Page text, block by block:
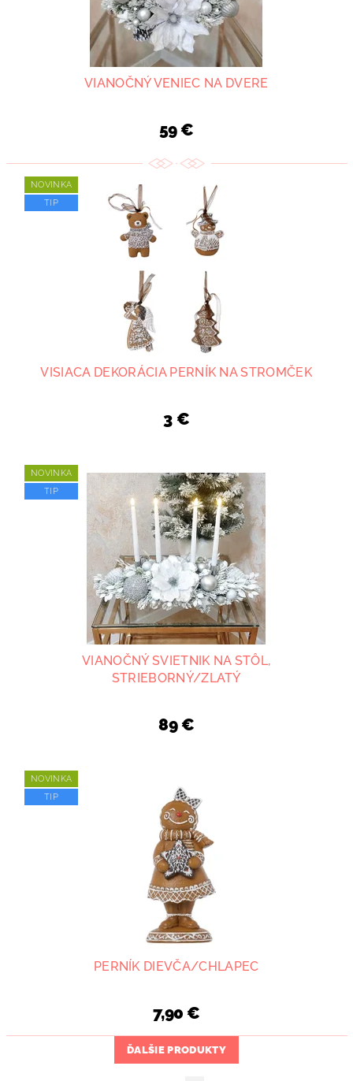
VIANOČNÝ VENIEC NA DVERE
59 €
NOVINKA
TIP
VISIACA DEKORÁCIA PERNÍK NA STROMČEK
3 €
NOVINKA
TIP
VIANOČNÝ SVIETNIK NA STÔL,
STRIEBORNÝ/ZLATÝ
89 €
NOVINKA
TIP
PERNÍK DIEVČA/CHLAPEC
7,90 €
ĎALŠIE PRODUKTY